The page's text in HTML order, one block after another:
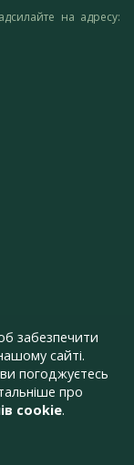
на адресу:
забезпечити
сайті.
погоджуєтесь
про
cookie.